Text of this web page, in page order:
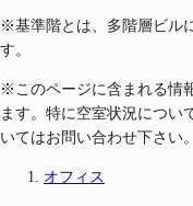
※基準階とは、多階層ビル
す。
※このページに含まれる情
ます。特に空室状況につい
いてはお問い合わせ下さい。
オフィス